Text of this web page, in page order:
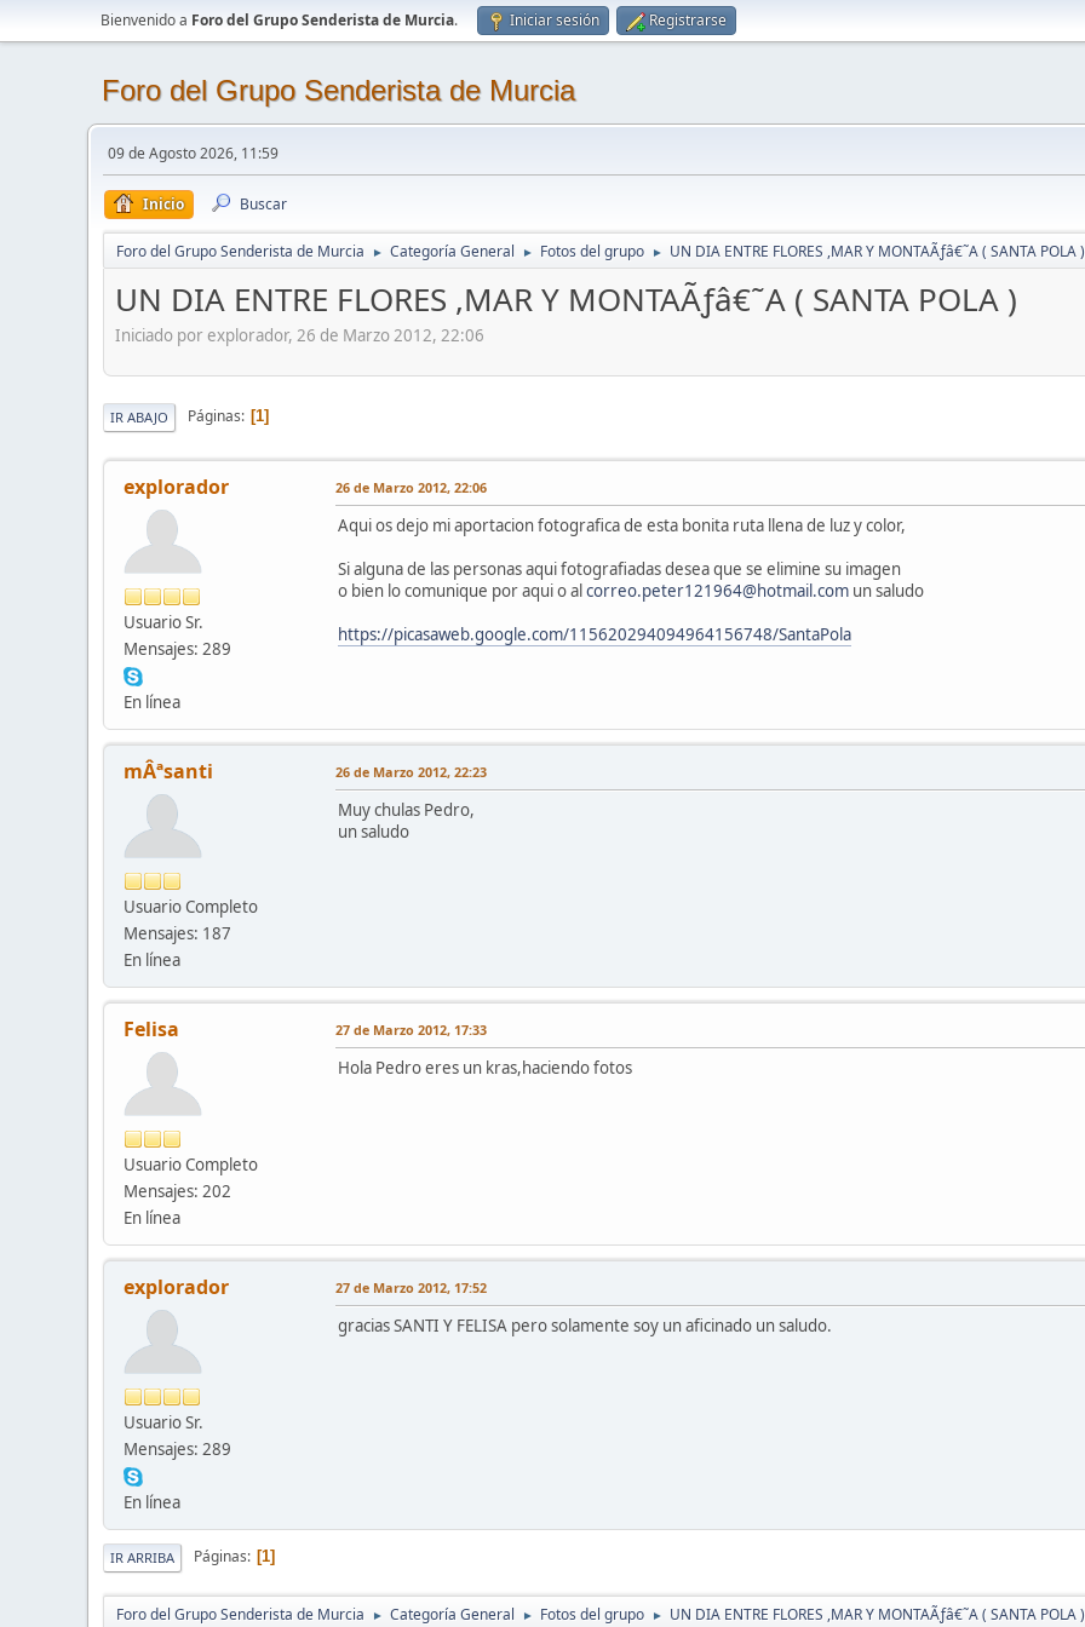
Bienvenido a Foro del Grupo Senderista de Murcia. Iniciar sesión Registrarse
Foro del Grupo Senderista de Murcia
09 de Agosto 2026, 11:59
Inicio Buscar
Foro del Grupo Senderista de Murcia ► Categoría General ► Fotos del grupo ► UN DIA ENTRE FLORES ,MAR Y MONTAÃƒâ€˜A ( SANTA POLA )
UN DIA ENTRE FLORES ,MAR Y MONTAÃƒâ€˜A ( SANTA POLA )
Iniciado por explorador, 26 de Marzo 2012, 22:06
IR ABAJO Páginas 1
explorador
Usuario Sr.
Mensajes: 289
En línea
26 de Marzo 2012, 22:06
Aqui os dejo mi aportacion fotografica de esta bonita ruta llena de luz y color,
Si alguna de las personas aqui fotografiadas desea que se elimine su imagen
o bien lo comunique por aqui o alcorreo.peter121964@hotmail.com un saludo
https://picasaweb.google.com/115620294094964156748/SantaPola
mÂªsanti
Usuario Completo
Mensajes: 187
En línea
26 de Marzo 2012, 22:23
Muy chulas Pedro,
un saludo
Felisa
Usuario Completo
Mensajes: 202
En línea
27 de Marzo 2012, 17:33
Hola Pedro eres un kras,haciendo fotos
explorador
Usuario Sr.
Mensajes: 289
En línea
27 de Marzo 2012, 17:52
gracias SANTI Y FELISA pero solamente soy un aficinado un saludo.
IR ARRIBA Páginas 1
Foro del Grupo Senderista de Murcia ► Categoría General ► Fotos del grupo ► UN DIA ENTRE FLORES ,MAR Y MONTAÃƒâ€˜A ( SANTA POLA )